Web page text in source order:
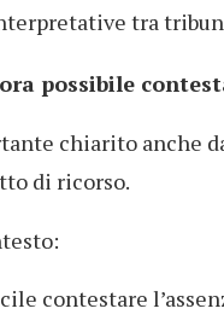
tra
possibile
chiarito anche
di ricorso.
contestare